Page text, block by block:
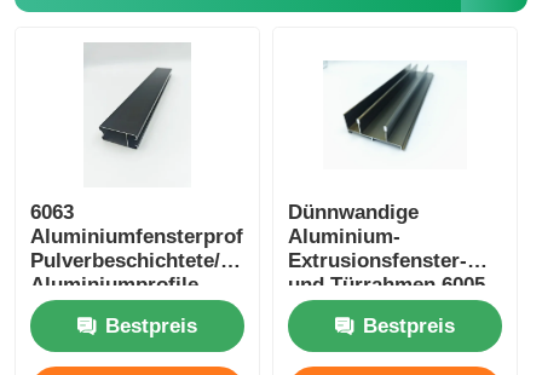
6063
Aluminiumfensterprofile
Pulverbeschichtete/anodisierte
Aluminiumprofile
Hersteller
Bestpreis
Dünnwandige
Aluminium-
Extrusionsfenster-
und Türrahmen 6005
T5 Aluminium-
ExtrusionBestpreis